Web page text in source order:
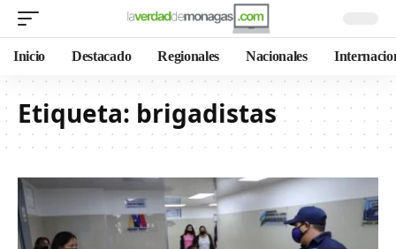
Inicio Destacado Regionales Nacionales
Etiqueta: brigadistas